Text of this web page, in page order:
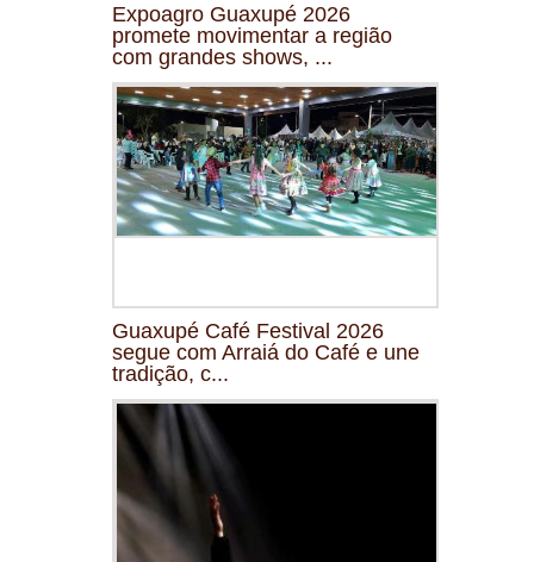
Expoagro Guaxupé 2026
promete movimentar a região
com grandes shows, ...
Guaxupé Café Festival 2026
segue com Arraiá do Café e une
tradição, c...